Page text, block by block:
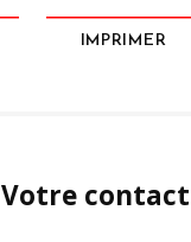
IMPRIMER
Votre contact